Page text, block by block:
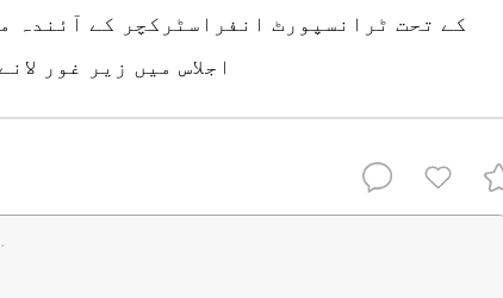
کے تحت ٹرانسپورٹ انفراسٹرکچر کے آئندہ
اجلاس میں زیر غور